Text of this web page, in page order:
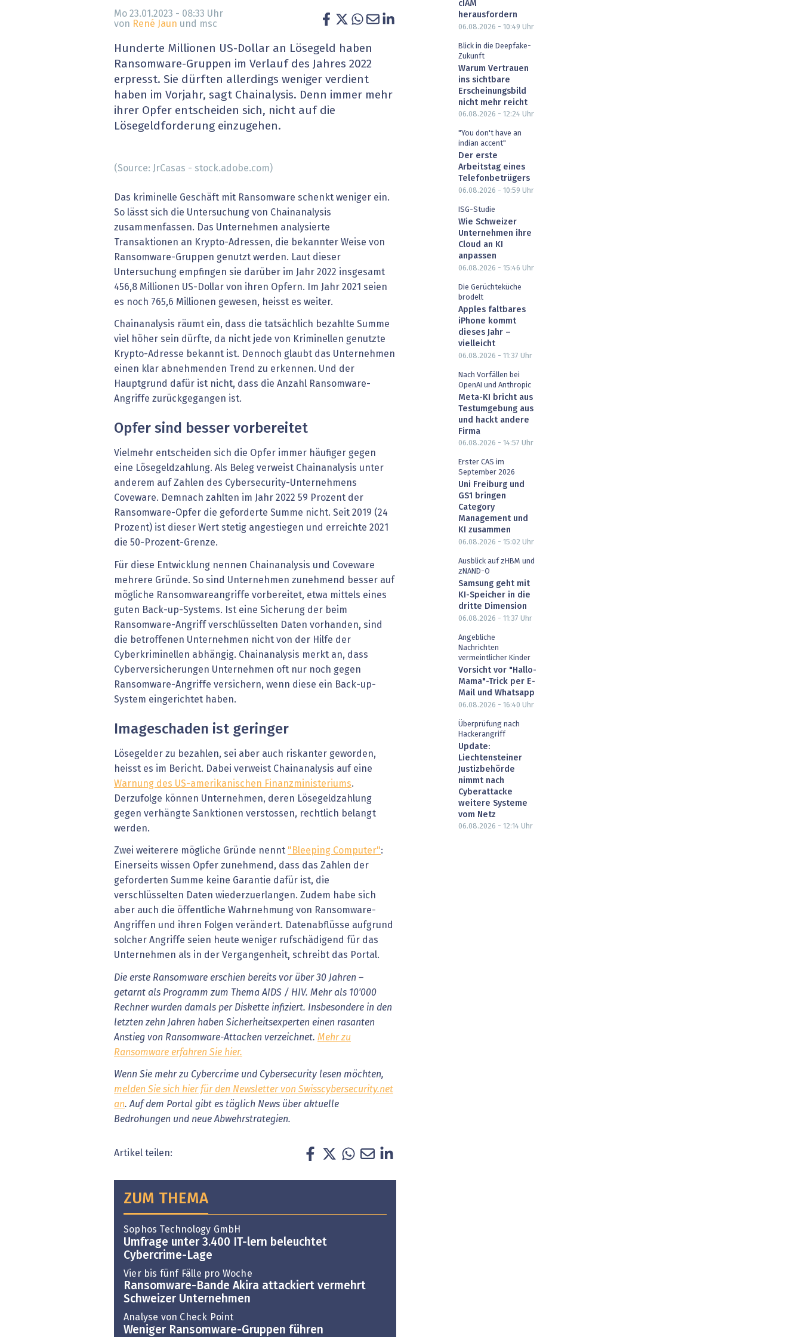
» alle News Gesundheit wird digital
Blockchain
EU-DSGVO
XaaS, Managed Services & Co.
Digital Banking
IT for Health
Artificial Intelligence
Finance 2030
Fintech & Insurtech
Professional AV & Digital Signage
Mo 23.01.2023 - 08:33 Uhr
von René Jaun und msc
Hunderte Millionen US-Dollar an Lösegeld haben
Ransomware-Gruppen im Verlauf des Jahres 2022
erpresst. Sie dürften allerdings weniger verdient
haben im Vorjahr, sagt Chainalysis. Denn immer mehr
ihrer Opfer entscheiden sich, nicht auf die
Lösegeldforderung einzugehen.
(Source: JrCasas - stock.adobe.com)
Das kriminelle Geschäft mit Ransomware schenkt weniger ein.
So lässt sich die Untersuchung von Chainanalysis
zusammenfassen. Das Unternehmen analysierte
Transaktionen an Krypto-Adressen, die bekannter Weise von
Ransomware-Gruppen genutzt werden. Laut dieser
Untersuchung empfingen sie darüber im Jahr 2022 insgesamt
456,8 Millionen US-Dollar von ihren Opfern. Im Jahr 2021 seien
es noch 765,6 Millionen gewesen, heisst es weiter.
Chainanalysis räumt ein, dass die tatsächlich bezahlte Summe
viel höher sein dürfte, da nicht jede von Kriminellen genutzte
Krypto-Adresse bekannt ist. Dennoch glaubt das Unternehmen
einen klar abnehmenden Trend zu erkennen. Und der
Hauptgrund dafür ist nicht, dass die Anzahl Ransomware-
Angriffe zurückgegangen ist.
Opfer sind besser vorbereitet
Vielmehr entscheiden sich die Opfer immer häufiger gegen
eine Lösegeldzahlung. Als Beleg verweist Chainanalysis unter
anderem auf Zahlen des Cybersecurity-Unternehmens
Coveware. Demnach zahlten im Jahr 2022 59 Prozent der
Ransomware-Opfer die geforderte Summe nicht. Seit 2019 (24
Prozent) ist dieser Wert stetig angestiegen und erreichte 2021
die 50-Prozent-Grenze.
Für diese Entwicklung nennen Chainanalysis und Coveware
mehrere Gründe. So sind Unternehmen zunehmend besser auf
mögliche Ransomwareangriffe vorbereitet, etwa mittels eines
guten Back-up-Systems. Ist eine Sicherung der beim
Ransomware-Angriff verschlüsselten Daten vorhanden, sind
die betroffenen Unternehmen nicht von der Hilfe der
Cyberkriminellen abhängig. Chainanalysis merkt an, dass
Cyberversicherungen Unternehmen oft nur noch gegen
Ransomware-Angriffe versichern, wenn diese ein Back-up-
System eingerichtet haben.
Imageschaden ist geringer
Lösegelder zu bezahlen, sei aber auch riskanter geworden,
heisst es im Bericht. Dabei verweist Chainanalysis auf eine
Warnung des US-amerikanischen Finanzministeriums.
Derzufolge können Unternehmen, deren Lösegeldzahlung
gegen verhängte Sanktionen verstossen, rechtlich belangt
werden.
Zwei weiterere mögliche Gründe nennt "Bleeping Computer":
Einerseits wissen Opfer zunehmend, dass das Zahlen der
geforderten Summe keine Garantie dafür ist, die
verschlüsselten Daten wiederzuerlangen. Zudem habe sich
aber auch die öffentliche Wahrnehmung von Ransomware-
Angriffen und ihren Folgen verändert. Datenabflüsse aufgrund
solcher Angriffe seien heute weniger rufschädigend für das
Unternehmen als in der Vergangenheit, schreibt das Portal.
Die erste Ransomware erschien bereits vor über 30 Jahren –
getarnt als Programm zum Thema AIDS / HIV. Mehr als 10'000
Rechner wurden damals per Diskette infiziert. Insbesondere in den
letzten zehn Jahren haben Sicherheitsexperten einen rasanten
Anstieg von Ransomware-Attacken verzeichnet. Mehr zu
Ransomware erfahren Sie hier.
Wenn Sie mehr zu Cybercrime und Cybersecurity lesen möchten,
melden Sie sich hier für den Newsletter von Swisscybersecurity.net
an. Auf dem Portal gibt es täglich News über aktuelle
Bedrohungen und neue Abwehrstrategien.
Artikel teilen:
ZUM THEMA
Sophos Technology GmbH
Umfrage unter 3.400 IT-lern beleuchtet
Cybercrime-Lage
Vier bis fünf Fälle pro Woche
Ransomware-Bande Akira attackiert vermehrt
Schweizer Unternehmen
Analyse von Check Point
Weniger Ransomware-Gruppen führen
cIAM
herausfordern
06.08.2026 - 10:49 Uhr
Blick in die Deepfake-
Zukunft
Warum Vertrauen
ins sichtbare
Erscheinungsbild
nicht mehr reicht
06.08.2026 - 12:24 Uhr
"You don't have an
indian accent"
Der erste
Arbeitstag eines
Telefonbetrügers
06.08.2026 - 10:59 Uhr
ISG-Studie
Wie Schweizer
Unternehmen ihre
Cloud an KI
anpassen
06.08.2026 - 15:46 Uhr
Die Gerüchteküche
brodelt
Apples faltbares
iPhone kommt
dieses Jahr –
vielleicht
06.08.2026 - 11:37 Uhr
Nach Vorfällen bei
OpenAI und Anthropic
Meta-KI bricht aus
Testumgebung aus
und hackt andere
Firma
06.08.2026 - 14:57 Uhr
Erster CAS im
September 2026
Uni Freiburg und
GS1 bringen
Category
Management und
KI zusammen
06.08.2026 - 15:02 Uhr
Ausblick auf zHBM und
zNAND-O
Samsung geht mit
KI-Speicher in die
dritte Dimension
06.08.2026 - 11:37 Uhr
Angebliche
Nachrichten
vermeintlicher Kinder
Vorsicht vor "Hallo-
Mama"-Trick per E-
Mail und Whatsapp
06.08.2026 - 16:40 Uhr
Überprüfung nach
Hackerangriff
Update:
Liechtensteiner
Justizbehörde
nimmt nach
Cyberattacke
weitere Systeme
vom Netz
06.08.2026 - 12:14 Uhr